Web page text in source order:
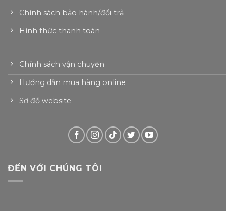
Chính sách bảo hành/đổi trả
Hình thức thanh toán
Chính sách vận chuyển
Hướng dẫn mua hàng online
Sơ đồ website
ĐẾN VỚI CHÚNG TÔI